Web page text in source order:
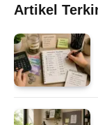
Artikel